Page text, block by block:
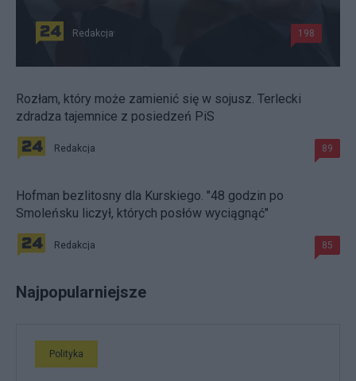
Redakcja 198
Rozłam, który może zamienić się w sojusz. Terlecki
zdradza tajemnice z posiedzeń PiS
Redakcja 89
Hofman bezlitosny dla Kurskiego. "48 godzin po
Smoleńsku liczył, których posłów wyciągnąć"
Redakcja 85
Najpopularniejsze
Polityka